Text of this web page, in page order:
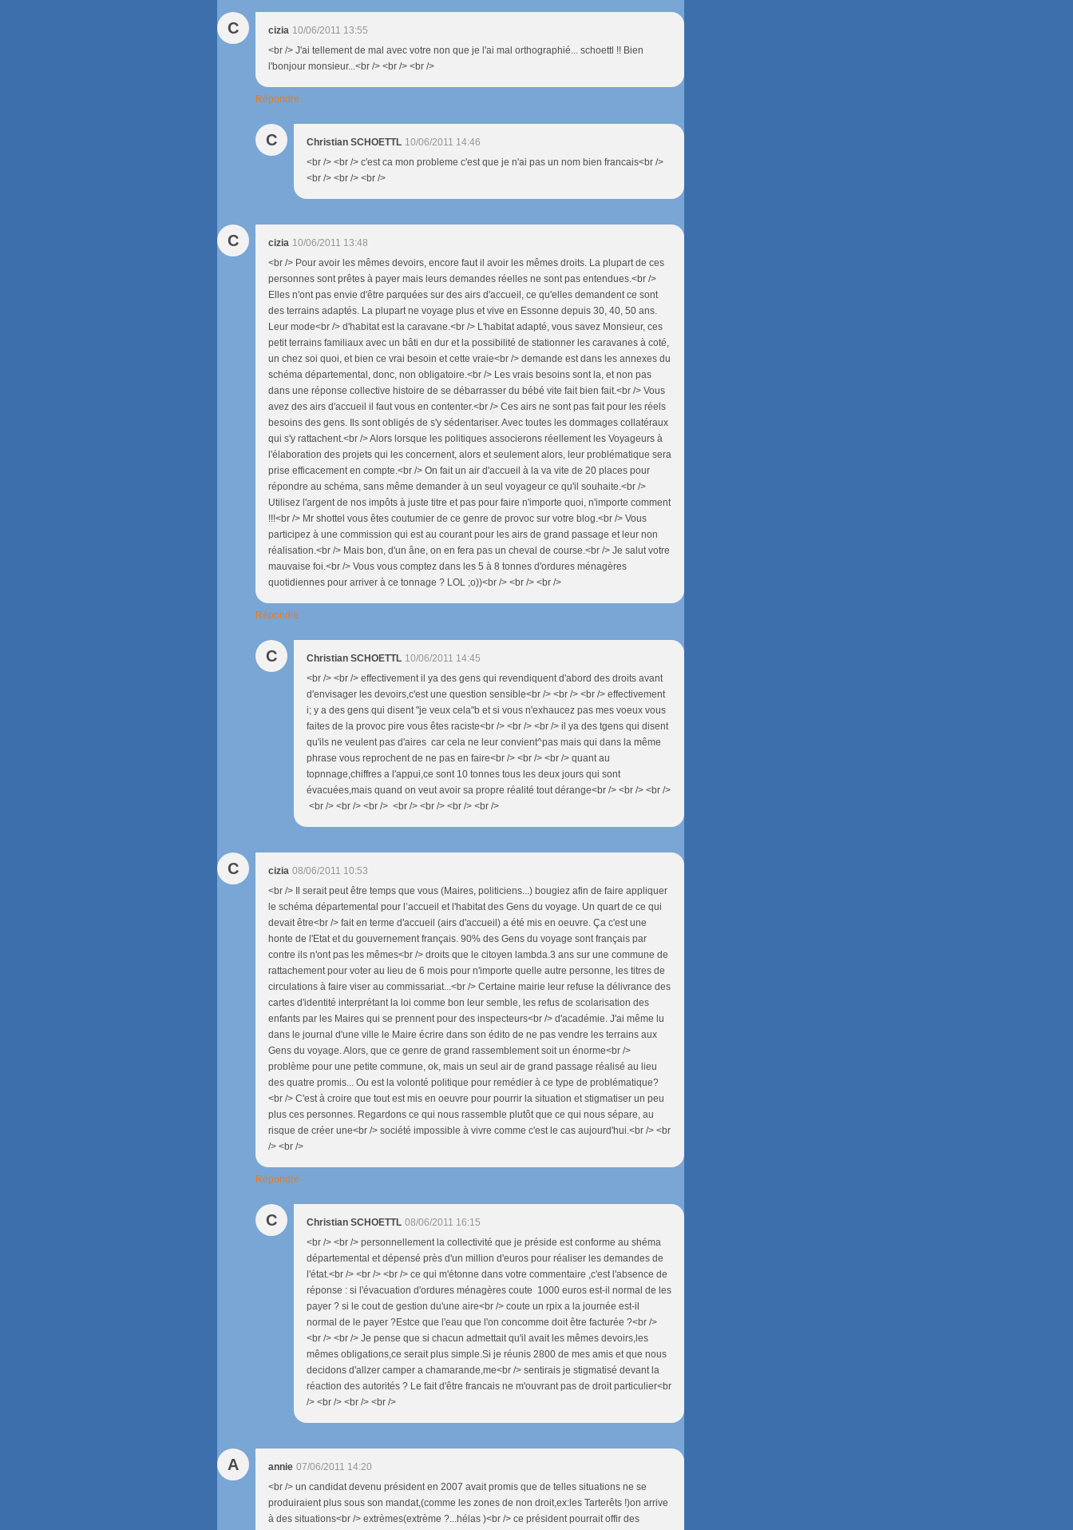
C cizia 10/06/2011 13:55
<br /> J'ai tellement de mal avec votre non que je l'ai mal orthographié... schoettl !! Bien
l'bonjour monsieur...<br /> <br /> <br />
Répondre
C Christian SCHOETTL 10/06/2011 14:46
<br /> <br /> c'est ca mon probleme c'est que je n'ai pas un nom bien francais<br />
<br /> <br /> <br />
C cizia 10/06/2011 13:48
<br /> Pour avoir les mêmes devoirs, encore faut il avoir les mêmes droits. La plupart de ces
personnes sont prêtes à payer mais leurs demandes réelles ne sont pas entendues.<br />
Elles n'ont pas envie d'être parquées sur des airs d'accueil, ce qu'elles demandent ce sont
des terrains adaptés. La plupart ne voyage plus et vive en Essonne depuis 30, 40, 50 ans.
Leur mode<br /> d'habitat est la caravane.<br /> L'habitat adapté, vous savez Monsieur, ces
petit terrains familiaux avec un bâti en dur et la possibilité de stationner les caravanes à coté,
un chez soi quoi, et bien ce vrai besoin et cette vraie<br /> demande est dans les annexes du
schéma départemental, donc, non obligatoire.<br /> Les vrais besoins sont la, et non pas
dans une réponse collective histoire de se débarrasser du bébé vite fait bien fait.<br /> Vous
avez des airs d'accueil il faut vous en contenter.<br /> Ces airs ne sont pas fait pour les réels
besoins des gens. Ils sont obligés de s'y sédentariser. Avec toutes les dommages collatéraux
qui s'y rattachent.<br /> Alors lorsque les politiques associerons réellement les Voyageurs à
l'élaboration des projets qui les concernent, alors et seulement alors, leur problématique sera
prise efficacement en compte.<br /> On fait un air d'accueil à la va vite de 20 places pour
répondre au schéma, sans même demander à un seul voyageur ce qu'il souhaite.<br />
Utilisez l'argent de nos impôts à juste titre et pas pour faire n'importe quoi, n'importe comment
!!!<br /> Mr shottel vous êtes coutumier de ce genre de provoc sur votre blog.<br /> Vous
participez à une commission qui est au courant pour les airs de grand passage et leur non
réalisation.<br /> Mais bon, d'un âne, on en fera pas un cheval de course.<br /> Je salut votre
mauvaise foi.<br /> Vous vous comptez dans les 5 à 8 tonnes d'ordures ménagères
quotidiennes pour arriver à ce tonnage ? LOL ;o))<br /> <br /> <br />
Répondre
C Christian SCHOETTL 10/06/2011 14:45
<br /> <br /> effectivement il ya des gens qui revendiquent d'abord des droits avant
d'envisager les devoirs,c'est une question sensible<br /> <br /> <br /> effectivement
i; y a des gens qui disent "je veux cela"b et si vous n'exhaucez pas mes voeux vous
faites de la provoc pire vous êtes raciste<br /> <br /> <br /> il ya des tgens qui disent
qu'ils ne veulent pas d'aires car cela ne leur convient^pas mais qui dans la même
phrase vous reprochent de ne pas en faire<br /> <br /> <br /> quant au
topnnage,chiffres a l'appui,ce sont 10 tonnes tous les deux jours qui sont
évacuées,mais quand on veut avoir sa propre réalité tout dérange<br /> <br /> <br />
<br /> <br /> <br /> <br /> <br /> <br /> <br />
C cizia 08/06/2011 10:53
<br /> Il serait peut être temps que vous (Maires, politiciens...) bougiez afin de faire appliquer
le schéma départemental pour l’accueil et l'habitat des Gens du voyage. Un quart de ce qui
devait être<br /> fait en terme d'accueil (airs d'accueil) a été mis en oeuvre. Ça c'est une
honte de l'Etat et du gouvernement français. 90% des Gens du voyage sont français par
contre ils n'ont pas les mêmes<br /> droits que le citoyen lambda.3 ans sur une commune de
rattachement pour voter au lieu de 6 mois pour n'importe quelle autre personne, les titres de
circulations à faire viser au commissariat...<br /> Certaine mairie leur refuse la délivrance des
cartes d'identité interprétant la loi comme bon leur semble, les refus de scolarisation des
enfants par les Maires qui se prennent pour des inspecteurs<br /> d'académie. J'ai même lu
dans le journal d'une ville le Maire écrire dans son édito de ne pas vendre les terrains aux
Gens du voyage. Alors, que ce genre de grand rassemblement soit un énorme<br />
problème pour une petite commune, ok, mais un seul air de grand passage réalisé au lieu
des quatre promis... Ou est la volonté politique pour remédier à ce type de problématique?
<br /> C'est à croire que tout est mis en oeuvre pour pourrir la situation et stigmatiser un peu
plus ces personnes. Regardons ce qui nous rassemble plutôt que ce qui nous sépare, au
risque de créer une<br /> société impossible à vivre comme c'est le cas aujourd'hui.<br /> <br
/> <br />
Répondre
C Christian SCHOETTL 08/06/2011 16:15
<br /> <br /> personnellement la collectivité que je préside est conforme au shéma
départemental et dépensé près d'un million d'euros pour réaliser les demandes de
l'état.<br /> <br /> <br /> ce qui m'étonne dans votre commentaire ,c'est l'absence de
réponse : si l'évacuation d'ordures ménagères coute 1000 euros est-il normal de les
payer ? si le cout de gestion du'une aire<br /> coute un rpix a la journée est-il
normal de le payer ?Estce que l'eau que l'on concomme doit être facturée ?<br />
<br /> <br /> Je pense que si chacun admettait qu'il avait les mêmes devoirs,les
mêmes obligations,ce serait plus simple.Si je réunis 2800 de mes amis et que nous
decidons d'allzer camper a chamarande,me<br /> sentirais je stigmatisé devant la
réaction des autorités ? Le fait d'être francais ne m'ouvrant pas de droit particulier<br
/> <br /> <br /> <br />
A annie 07/06/2011 14:20
<br /> un candidat devenu président en 2007 avait promis que de telles situations ne se
produiraient plus sous son mandat,(comme les zones de non droit,ex:les Tarterêts !)on arrive
à des situations<br /> extrèmes(extrème ?...hélas )<br /> ce président pourrait offir des